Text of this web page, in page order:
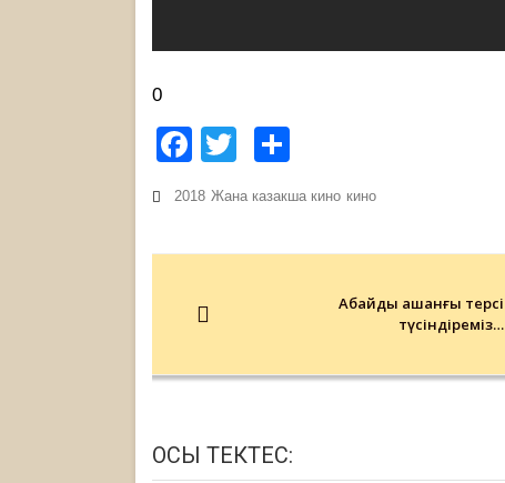
0
Facebook
Twitter
2018 Жана казакша кино кино
Абайды қашанғы терсі
түсіндіреміз…
ОСЫ ТЕКТЕС: